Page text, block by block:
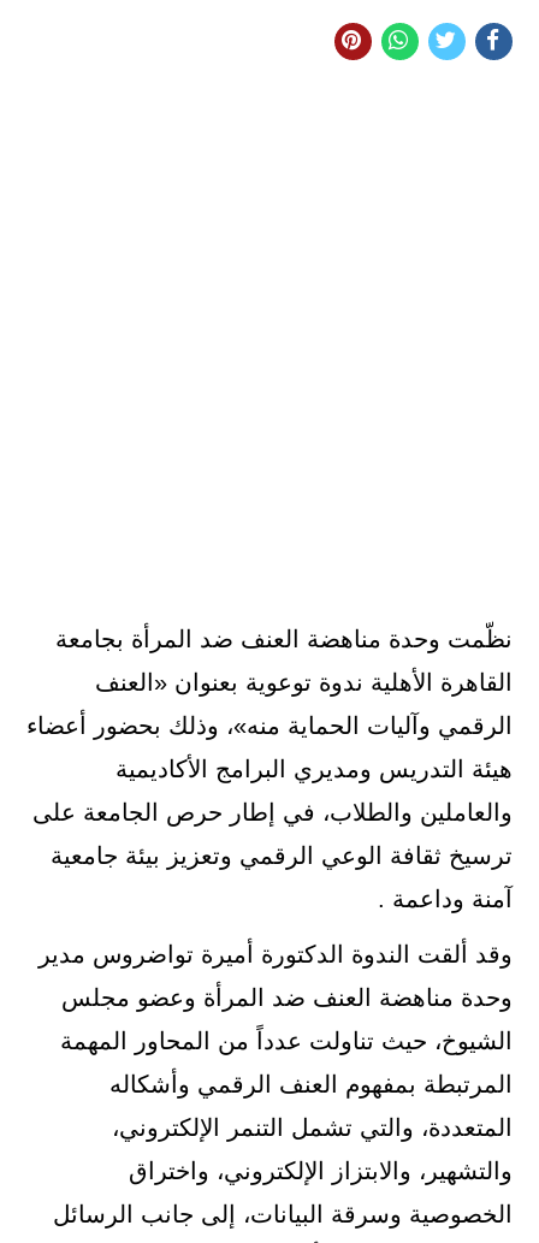
نظّمت وحدة مناهضة العنف ضد المرأة بجامعة
القاهرة الأهلية ندوة توعوية بعنوان «العنف
الرقمي وآليات الحماية منه»، وذلك بحضور أعضاء
هيئة التدريس ومديري البرامج الأكاديمية
والعاملين والطلاب، في إطار حرص الجامعة على
ترسيخ ثقافة الوعي الرقمي وتعزيز بيئة جامعية
آمنة وداعمة .
وقد ألقت الندوة الدكتورة أميرة تواضروس مدير
وحدة مناهضة العنف ضد المرأة وعضو مجلس
الشيوخ، حيث تناولت عدداً من المحاور المهمة
المرتبطة بمفهوم العنف الرقمي وأشكاله
المتعددة، والتي تشمل التنمر الإلكتروني،
والتشهير، والابتزاز الإلكتروني، واختراق
الخصوصية وسرقة البيانات، إلى جانب الرسائل